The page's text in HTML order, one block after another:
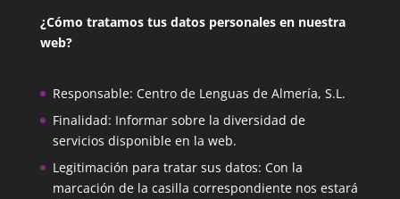
195.00€
¿Cómo tratamos tus datos personales en nuestra
web?
Responsable: Centro de Lenguas de Almería, S.L.
Finalidad: Informar sobre la diversidad de
servicios disponible en la web.
Legitimación para tratar sus datos: Con la
marcación de la casilla correspondiente nos estará